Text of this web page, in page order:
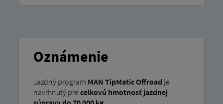
Oznámenie
Jazdný program MAN TipMatic Offroad je
navrhnutý pre celkovú hmotnosť jazdnej